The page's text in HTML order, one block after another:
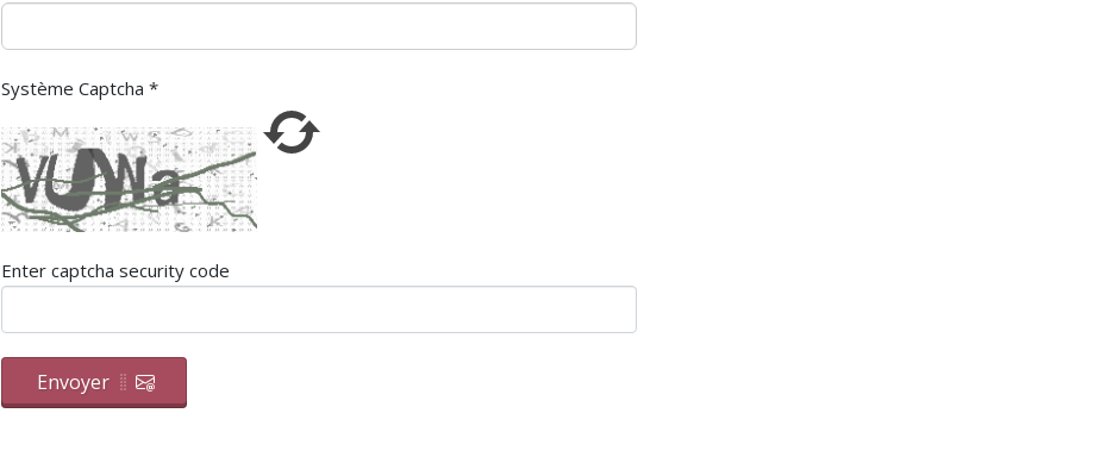
Système Captcha *
Enter captcha security code
Envoyer